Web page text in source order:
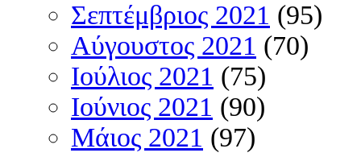
Σεπτέμβριος 2021 (95)
Αύγουστος 2021 (70)
Ιούλιος 2021 (75)
Ιούνιος 2021 (90)
Μάιος 2021 (97)